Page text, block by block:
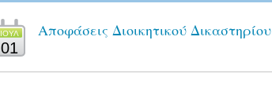
ΙΟΥΛ
01
Αποφάσεις Διοικητικού Δικαστηρίου